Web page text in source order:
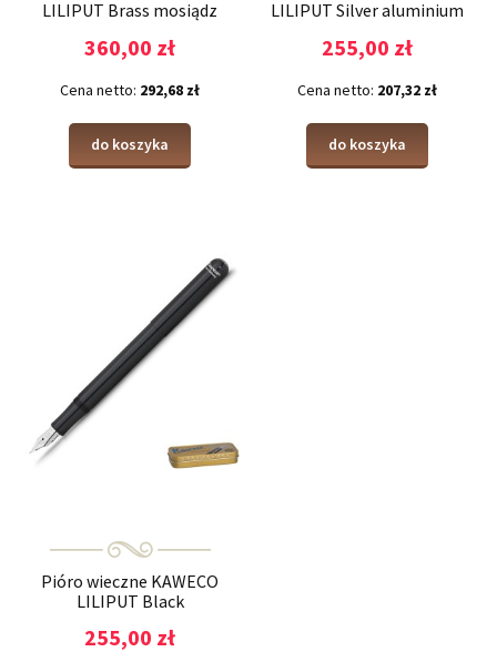
LILIPUT Brass mosiądz
360,00 zł
Cena netto: 292,68 zł
do koszyka
LILIPUT Silver aluminium
255,00 zł
Cena netto: 207,32 zł
do koszyka
Pióro wieczne KAWECO
LILIPUT Black
255,00 zł